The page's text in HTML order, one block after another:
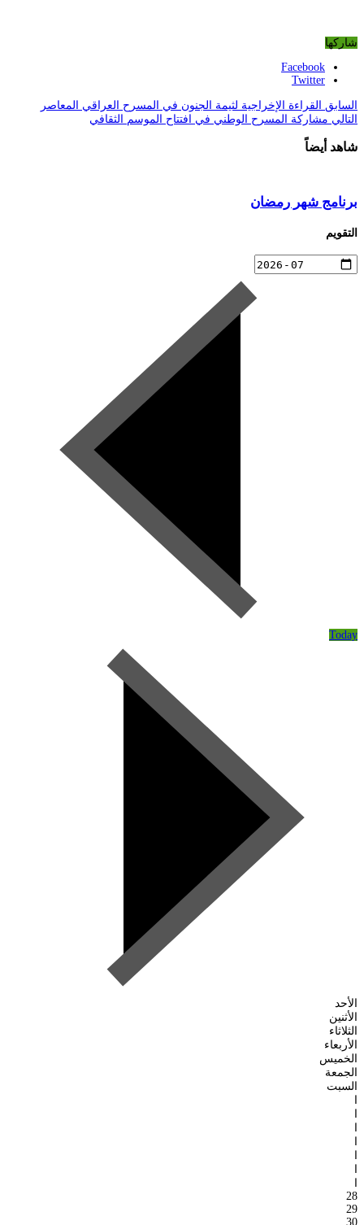
شاركها
Facebook
Twitter
السابق القراءة الإخراجية لثيمة الجنون في المسرح العراقي المعاصر
التالي مشاركة المسرح الوطني في افتتاح الموسم الثقافي
شاهد أيضاً
برنامج شهر رمضان
التقويم
Today
الأحد
الأثنين
الثلاثاء
الأربعاء
الخميس
الجمعة
السبت
28
29
30